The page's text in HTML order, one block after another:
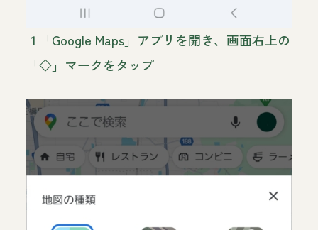
１「Google Maps」アプリを開き、画面右上の
「◇」マークをタップ